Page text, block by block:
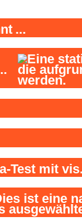
...
Test mit